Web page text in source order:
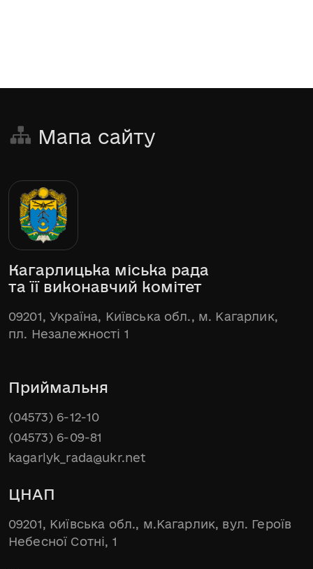
Мапа сайту
Кагарлицька міська рада
та її виконавчий комітет
09201, Україна, Київська обл., м. Кагарлик,
пл. Незалежності 1
Приймальня
(04573) 6-12-10
(04573) 6-09-81
kagarlyk_rada@ukr.net
ЦНАП
09201, Київська обл., м.Кагарлик, вул. Героїв
Небесної Сотні, 1